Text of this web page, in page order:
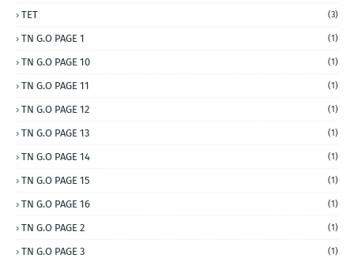
TET (3)
TN G.O PAGE 1 (1)
TN G.O PAGE 10 (1)
TN G.O PAGE 11 (1)
TN G.O PAGE 12 (1)
TN G.O PAGE 13 (1)
TN G.O PAGE 14 (1)
TN G.O PAGE 15 (1)
TN G.O PAGE 16 (1)
TN G.O PAGE 2 (1)
TN G.O PAGE 3 (1)